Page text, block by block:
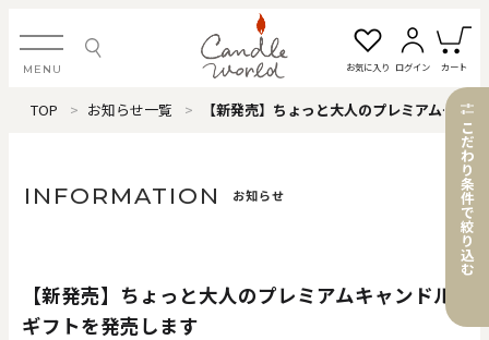
MENU お気に入り ログイン カート
ログイン・新規会員登録
すべてのアイテム
TOP お知らせ一覧 【新発売】ちょっと大人のプレミアムキャンドルギフトを発売します
INFORMATION お知らせ
【新発売】ちょっと大人のプレミアムキャンドル
ギフトを発売します
こ
だ
わ
り
条
件
で
絞
り
込
む